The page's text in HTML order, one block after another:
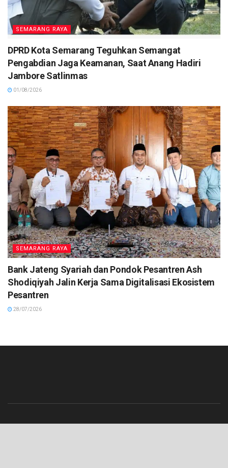
SEMARANG RAYA
DPRD Kota Semarang Teguhkan Semangat
Pengabdian Jaga Keamanan, Saat Anang Hadiri
Jambore Satlinmas
01/08/2026
SEMARANG RAYA
Bank Jateng Syariah dan Pondok Pesantren Ash
Shodiqiyah Jalin Kerja Sama Digitalisasi Ekosistem
Pesantren
28/07/2026